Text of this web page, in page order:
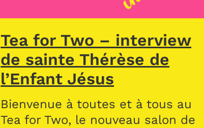
Tea for Two – interview
de sainte Thérèse de
l’Enfant Jésus
Bienvenue à toutes et à tous au
Tea for Two, le nouveau salon de